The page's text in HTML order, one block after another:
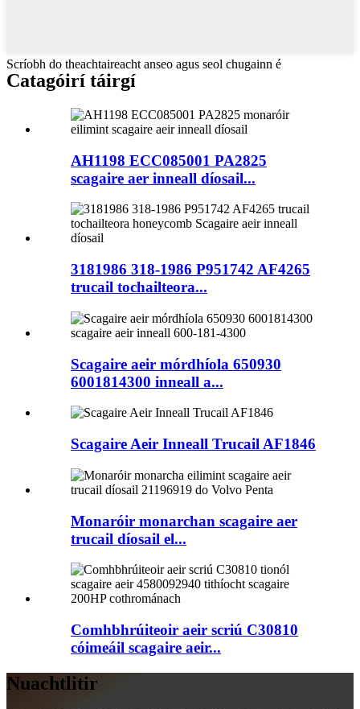
Scríobh do theachtaireacht anseo agus seol chugainn é
Catagóirí táirgí
AH1198 ECC085001 PA2825
scagaire aer inneall díosail...
3181986 318-1986 P951742 AF4265
trucail tochailteora...
Scagaire aeir mórdhíola 650930
6001814300 inneall a...
Scagaire Aeir Inneall Trucail AF1846
Monaróir monarchan scagaire aer
trucail díosail el...
Comhbhrúiteoir aeir scriú C30810
cóimeáil scagaire aeir...
Nuachtlitir